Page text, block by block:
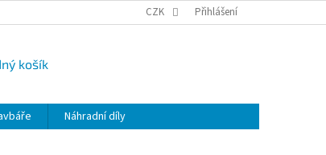
ÚDAJŮ REKLAMACE
CZK Přihlášení
košík
Náhradní díly